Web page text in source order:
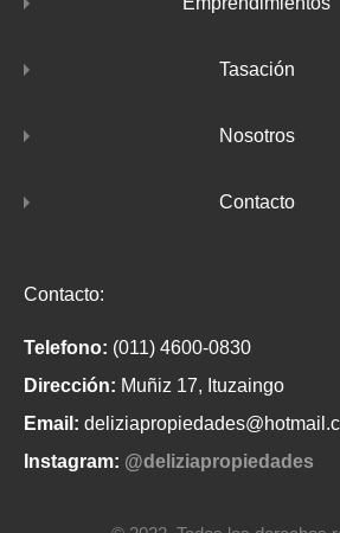
Tasación
Nosotros
Contacto
Contacto:
Telefono: (011) 4600-0830
Dirección: Muñiz 17, Ituzaingo
Email:
Instagram: @deliziapropiedades